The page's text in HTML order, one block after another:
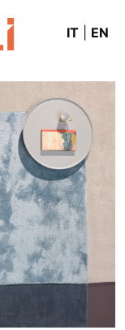
IT EN